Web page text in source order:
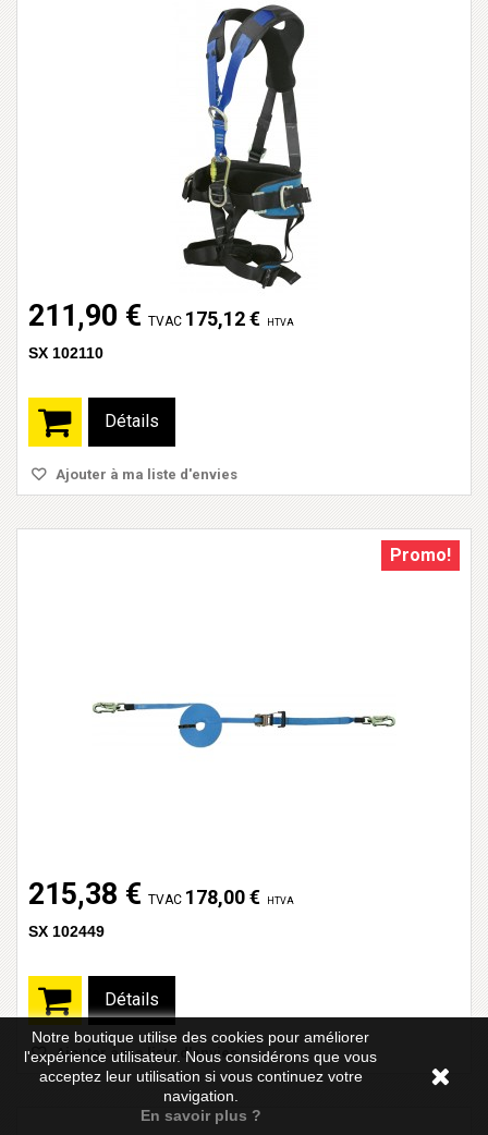
211,90 € TVAC 175,12 € HTVA
SX 102110
Détails
Ajouter à ma liste d'envies
Promo!
215,38 € TVAC 178,00 € HTVA
SX 102449
Détails
Ajouter à ma liste d'envies
Notre boutique utilise des cookies pour améliorer
l'expérience utilisateur. Nous considérons que vous
acceptez leur utilisation si vous continuez votre
navigation.
En savoir plus ?